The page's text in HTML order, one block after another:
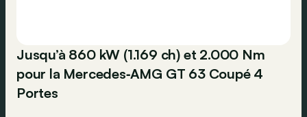
Jusqu’à 860 kW (1.169 ch) et 2.000 Nm
pour la Mercedes‑AMG GT 63 Coupé 4
Portes